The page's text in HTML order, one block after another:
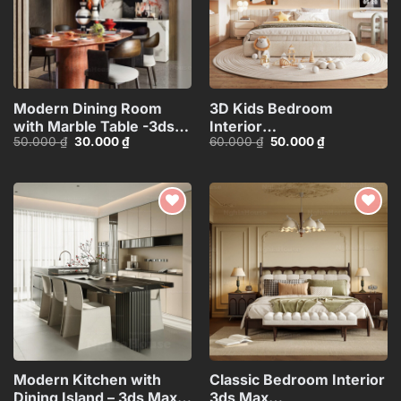
Modern Dining Room
with Marble Table -3ds
Max Model_1139038140
50.000₫ Giá
30.000₫Giá
hiện
30.000 ₫.
3D Kids Bedroom
Interior
Model_ID107567671
60.000₫ Giá
50.000₫Giá
hiện
50.000 ₫.
wishlist
Modern Kitchen with
Add to
wishlist
Classic Bedroom Interior